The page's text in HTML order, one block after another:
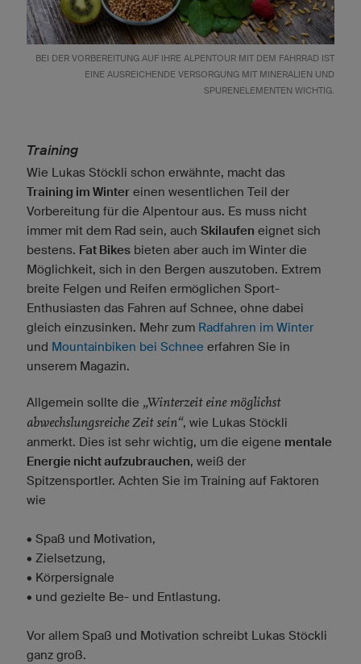
BEI DER VORBEREITUNG AUF IHRE ALPENTOUR MIT DEM FAHRRAD IST
EINE AUSREICHENDE VERSORGUNG MIT MINERALIEN UND
SPURENELEMENTEN WICHTIG.
Training
Wie Lukas Stöckli schon erwähnte, macht das
Training im Winter einen wesentlichen Teil der
Vorbereitung für die Alpentour aus. Es muss nicht
immer mit dem Rad sein, auch Skilaufen eignet sich
bestens. Fat Bikes bieten aber auch im Winter die
Möglichkeit, sich in den Bergen auszutoben. Extrem
breite Felgen und Reifen ermöglichen Sport-
Enthusiasten das Fahren auf Schnee, ohne dabei
gleich einzusinken. Mehr zum Radfahren im Winter
und Mountainbiken bei Schnee erfahren Sie in
unserem Magazin.
Allgemein sollte die „Winterzeit eine möglichst
abwechslungsreiche Zeit sein“, wie Lukas Stöckli
anmerkt. Dies ist sehr wichtig, um die eigene mentale
Energie nicht aufzubrauchen, weiß der
Spitzensportler. Achten Sie im Training auf Faktoren
wie
• Spaß und Motivation,
• Zielsetzung,
• Körpersignale
• und gezielte Be- und Entlastung.
Vor allem Spaß und Motivation schreibt Lukas Stöckli
ganz groß.